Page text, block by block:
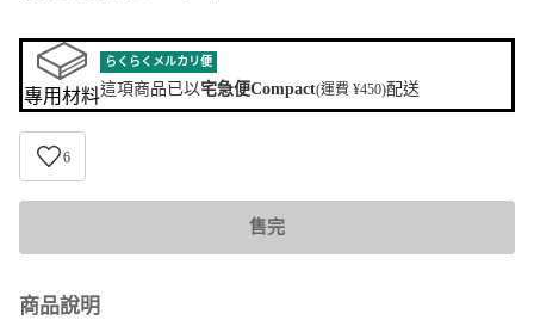
專用材料
らくらくメルカリ便
這項商品已以宅急便Compact(運費 ¥450)配送
6
售完
商品說明